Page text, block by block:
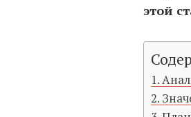
этой